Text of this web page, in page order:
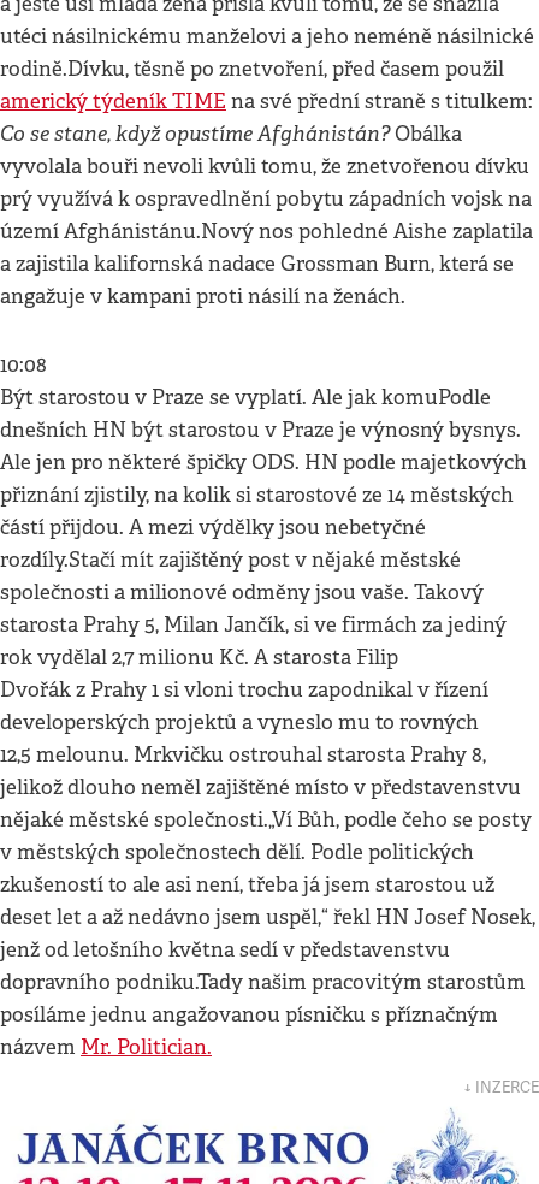
utéci násilnickému manželovi a jeho neméně násilnické
rodině.Dívku, těsně po znetvoření, před časem použil
americký týdeník TIME na své přední straně s titulkem:
Co se stane, když opustíme Afghánistán?Obálka
vyvolala bouři nevoli kvůli tomu, že znetvořenou dívku
prý využívá k ospravedlnění pobytu západních vojsk na
území Afghánistánu.Nový nos pohledné Aishe zaplatila
a zajistila kalifornská nadace Grossman Burn, která se
angažuje v kampani proti násilí na ženách.
10:08
Být starostou v Praze se vyplatí. Ale jak komuPodle
dnešních HN být starostou v Praze je výnosný bysnys.
Ale jen pro některé špičky ODS. HN podle majetkových
přiznání zjistily, na kolik si starostové ze 14 městských
částí přijdou. A mezi výdělky jsou nebetyčné
rozdíly.Stačí mít zajištěný post v nějaké městské
společnosti a milionové odměny jsou vaše. Takový
starosta Prahy 5, Milan Jančík, si ve firmách za jediný
rok vydělal 2,7 milionu Kč. A starosta Filip
Dvořák z Prahy 1 si vloni trochu zapodnikal v řízení
developerských projektů a vyneslo mu to rovných
12,5 melounu. Mrkvičku ostrouhal starosta Prahy 8,
jelikož dlouho neměl zajištěné místo v představenstvu
nějaké městské společnosti.„Ví Bůh, podle čeho se posty
v městských společnostech dělí. Podle politických
zkušeností to ale asi není, třeba já jsem starostou už
deset let a až nedávno jsem uspěl,“ řekl HN Josef Nosek,
jenž od letošního května sedí v představenstvu
dopravního podniku.Tady našim pracovitým starostům
posíláme jednu angažovanou písničku s příznačným
názvem Mr. Politician.
↓ INZERCE